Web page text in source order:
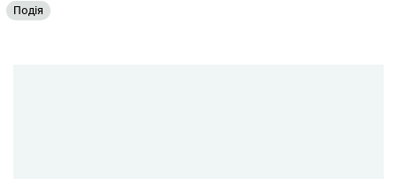
Подія